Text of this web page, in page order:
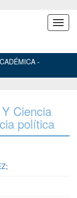
-
Ciencia
política
;